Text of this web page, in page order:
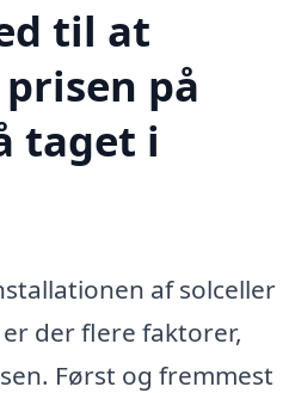
til at
på
taget i
af solceller
der flere faktorer,
Først og fremmest